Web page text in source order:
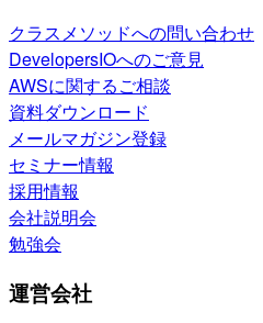
クラスメソッドへの問い合わせ
DevelopersIOへのご意見
AWSに関するご相談
資料ダウンロード
メールマガジン登録
セミナー情報
採用情報
会社説明会
勉強会
運営会社